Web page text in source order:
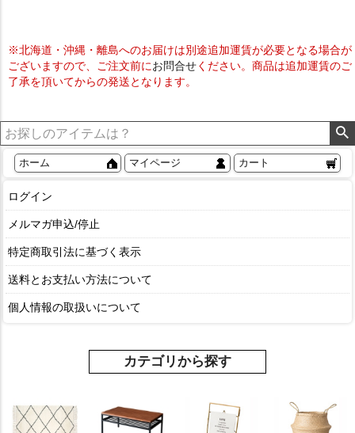
※北海道・沖縄・離島へのお届けは別途追加運賃が必要となる場合が
ございますので、ご注文前にお問合せください。商品は追加運賃のご
了承を頂いてからの発送となります。
ホーム マイページ カート
ログイン
メルマガ申込/停止
特定商取引法に基づく表示
送料とお支払い方法について
個人情報の取扱いについて
カテゴリから探す